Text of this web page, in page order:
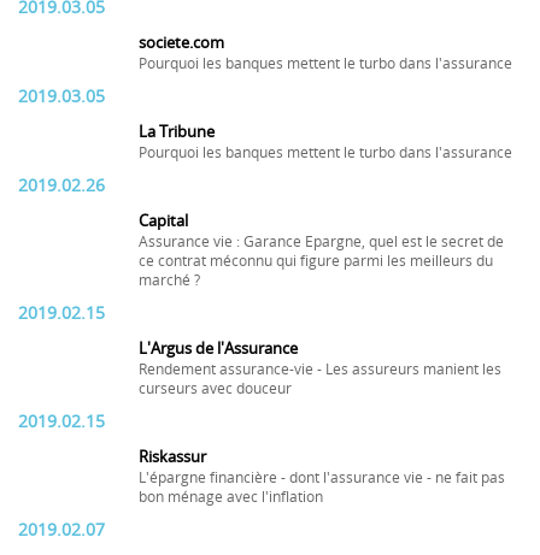
2019.03.05
societe.com
Pourquoi les banques mettent le turbo dans l'assurance
2019.03.05
La Tribune
Pourquoi les banques mettent le turbo dans l'assurance
2019.02.26
Capital
Assurance vie : Garance Epargne, quel est le secret de
ce contrat méconnu qui figure parmi les meilleurs du
marché ?
2019.02.15
L'Argus de l'Assurance
Rendement assurance-vie - Les assureurs manient les
curseurs avec douceur
2019.02.15
Riskassur
L'épargne financière - dont l'assurance vie - ne fait pas
bon ménage avec l'inflation
2019.02.07